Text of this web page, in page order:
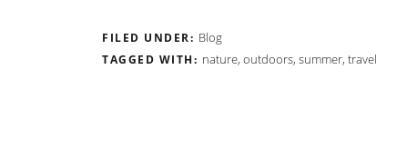
FILED UNDER: Blog
TAGGED WITH: nature, outdoors, summer, travel